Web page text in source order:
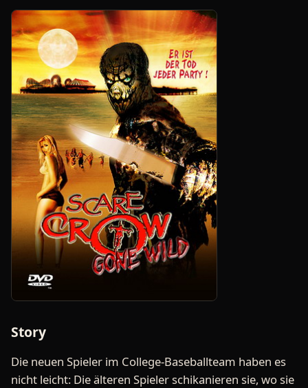
Story
Die neuen Spieler im College-Baseballteam haben es
nicht leicht: Die älteren Spieler schikanieren sie, wo sie